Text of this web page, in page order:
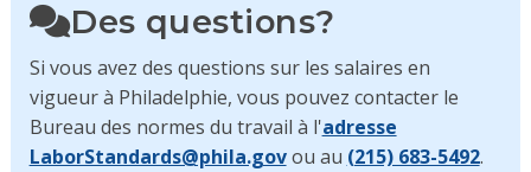
Des questions?
Si vous avez des questions sur les salaires en
vigueur à Philadelphie, vous pouvez contacter le
Bureau des normes du travail à l'adresse
LaborStandards@phila.govou au (215) 683-5492.